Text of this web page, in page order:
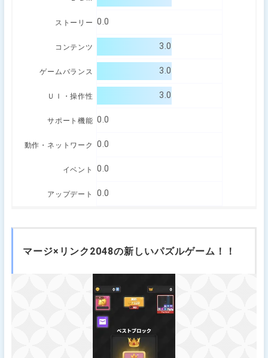
ストーリー 0.0
コンテンツ 3.0
ゲームバランス 3.0
ＵＩ・操作性 3.0
サポート機能 0.0
動作・ネットワーク 0.0
イベント 0.0
アップデート 0.0
マージ×リンク2048の新しいパズルゲーム！！